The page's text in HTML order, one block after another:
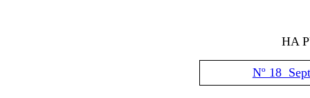
HA
Nº 18